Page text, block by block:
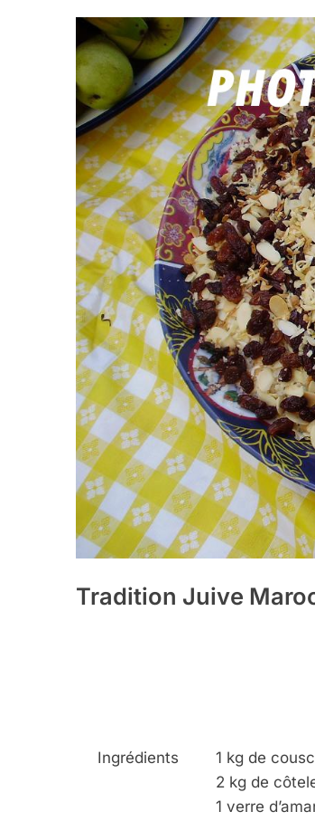
Tradition Juive
Ingrédients
1 kg de
2 kg de
1 verre